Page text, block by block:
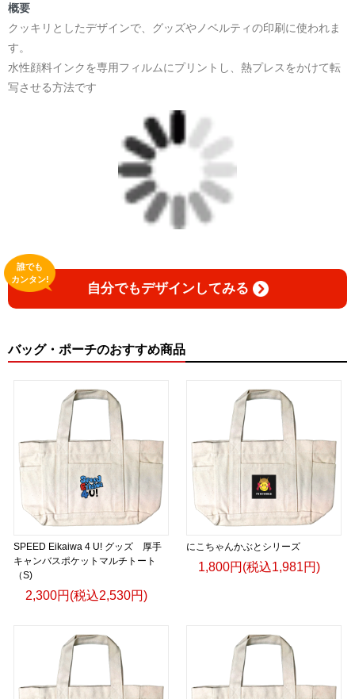
② 日本語わからん実行委員
日本語
「わからない」を楽しもう。
言葉を学ぶことは、完璧になることではありません。
間違えたり、笑ったり、また挑戦したり。
そんな一つひとつの瞬間が、新しい文化への扉を開いてくれ
日本語わからん実行委員は、日本語学習の楽しさとユーモア
をデザインに込めたコレクション。
タイルを提案します。
Celebrate the joy of not knowing.
Every language learner has experienced that unforgettable
moment of saying,
“I have absolutely no idea what that means.”
Instead of hiding those moments, we celebrate them.
that naturally comes with learning a new language.
Because every mistake is another step toward
understanding.
概要
クッキリとしたデザインで、グッズやノベルティの印刷に使われま
す。
水性顔料インクを専用フィルムにプリントし、熱プレスをかけて転
写させる方法です
自分でもデザインしてみる
誰でも
カンタン!
バッグ・ポーチのおすすめ商品
SPEED Eikaiwa 4 U! グッズ 厚手
キャンバスポケットマルチトート
（S)
2,300円(税込2,530円)
にこちゃんかぶとシリーズ
1,800円(税込1,981円)